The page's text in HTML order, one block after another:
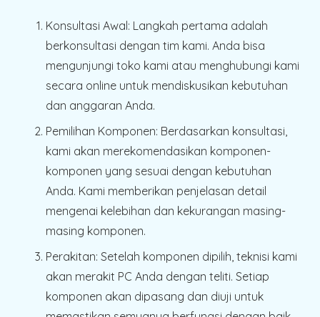
Konsultasi Awal: Langkah pertama adalah
berkonsultasi dengan tim kami. Anda bisa
mengunjungi toko kami atau menghubungi kami
secara online untuk mendiskusikan kebutuhan
dan anggaran Anda.
Pemilihan Komponen: Berdasarkan konsultasi,
kami akan merekomendasikan komponen-
komponen yang sesuai dengan kebutuhan
Anda. Kami memberikan penjelasan detail
mengenai kelebihan dan kekurangan masing-
masing komponen.
Perakitan: Setelah komponen dipilih, teknisi kami
akan merakit PC Anda dengan teliti. Setiap
komponen akan dipasang dan diuji untuk